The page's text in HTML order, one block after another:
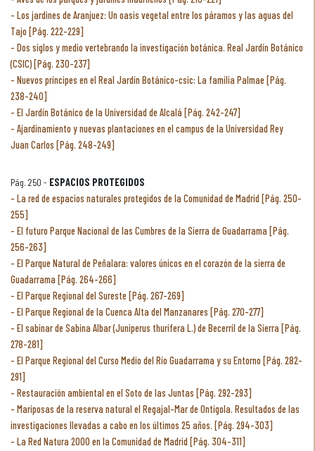
Los jardines de Aranjuez: Un oasis vegetal entre los páramos y las aguas del
Tajo [Pág. 222-229]
Dos siglos y medio vertebrando la investigación botánica. Real Jardín Botánico
(CSIC) [Pág. 230-237]
Nuevos príncipes en el Real Jardín Botánico-csic: La familia Palmae [Pág.
238-240]
El Jardín Botánico de la Universidad de Alcalá [Pág. 242-247]
Ajardinamiento y nuevas plantaciones en el campus de la Universidad Rey
Juan Carlos [Pág. 248-249]
Pág. 250 - ESPACIOS PROTEGIDOS
La red de espacios naturales protegidos de la Comunidad de Madrid [Pág. 250-
255]
El futuro Parque Nacional de las Cumbres de la Sierra de Guadarrama [Pág.
256-263]
El Parque Natural de Peñalara: valores únicos en el corazón de la sierra de
Guadarrama [Pág. 264-266]
El Parque Regional del Sureste [Pág. 267-269]
El Parque Regional de la Cuenca Alta del Manzanares [Pág. 270-277]
El sabinar de Sabina Albar (Juniperus thurifera L.) de Becerril de la Sierra [Pág.
278-281]
El Parque Regional del Curso Medio del Río Guadarrama y su Entorno [Pág. 282-
291]
Restauración ambiental en el Soto de las Juntas [Pág. 292-293]
Mariposas de la reserva natural el Regajal-Mar de Ontígola. Resultados de las
investigaciones llevadas a cabo en los últimos 25 años. [Pág. 294-303]
La Red Natura 2000 en la Comunidad de Madrid [Pág. 304-311]